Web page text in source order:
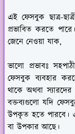
এই ফেসবুক ছাত্র-
প্রভাবিত করতে
জেনে নেওয়া যাক,
ভালো প্রভাবঃ
ফেসবুক ব্যবহার
থাকে অথবা স্যারদের
বক্তব্যগুলো যদি
উপকৃত হতে পারবে।
বা উপকার আছে।